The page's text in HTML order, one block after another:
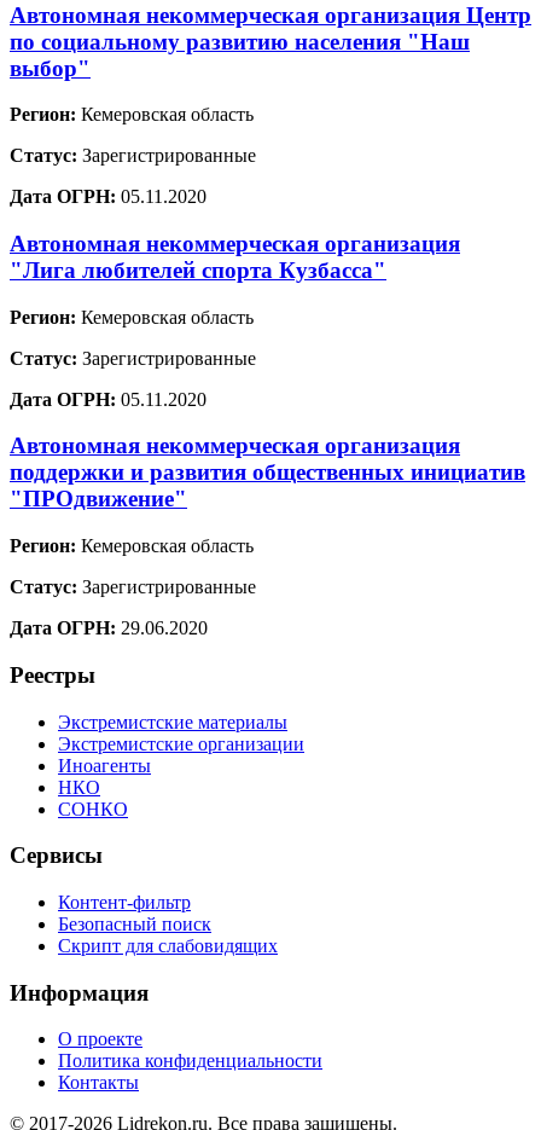
Автономная некоммерческая организация Центр
по социальному развитию населения "Наш
выбор"
Регион: Кемеровская область
Статус: Зарегистрированные
Дата ОГРН: 05.11.2020
Автономная некоммерческая организация
"Лига любителей спорта Кузбасса"
Регион: Кемеровская область
Статус: Зарегистрированные
Дата ОГРН: 05.11.2020
Автономная некоммерческая организация
поддержки и развития общественных инициатив
"ПРОдвижение"
Регион: Кемеровская область
Статус: Зарегистрированные
Дата ОГРН: 29.06.2020
Реестры
Экстремистские материалы
Экстремистские организации
Иноагенты
НКО
СОНКО
Сервисы
Контент-фильтр
Безопасный поиск
Скрипт для слабовидящих
Информация
О проекте
Политика конфиденциальности
Контакты
© 2017-2026 Lidrekon.ru. Все права защищены.